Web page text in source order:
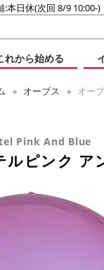
:本日休(次回 8/9 10:00-)
れから始める
オーブス オー
Pink And Blue
ルピンク ア